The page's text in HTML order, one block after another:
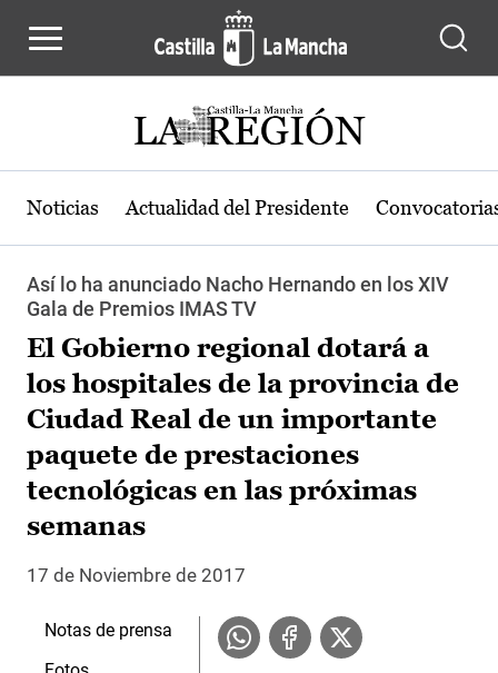
Noticias Actualidad del Presidente
Así lo ha anunciado Nacho Hernando en los XIV
Gala de Premios IMAS TV
El Gobierno regional dotará a
los hospitales de la provincia de
Ciudad Real de un importante
paquete de prestaciones
tecnológicas en las próximas
semanas
17 de Noviembre de 2017
Notas de prensa